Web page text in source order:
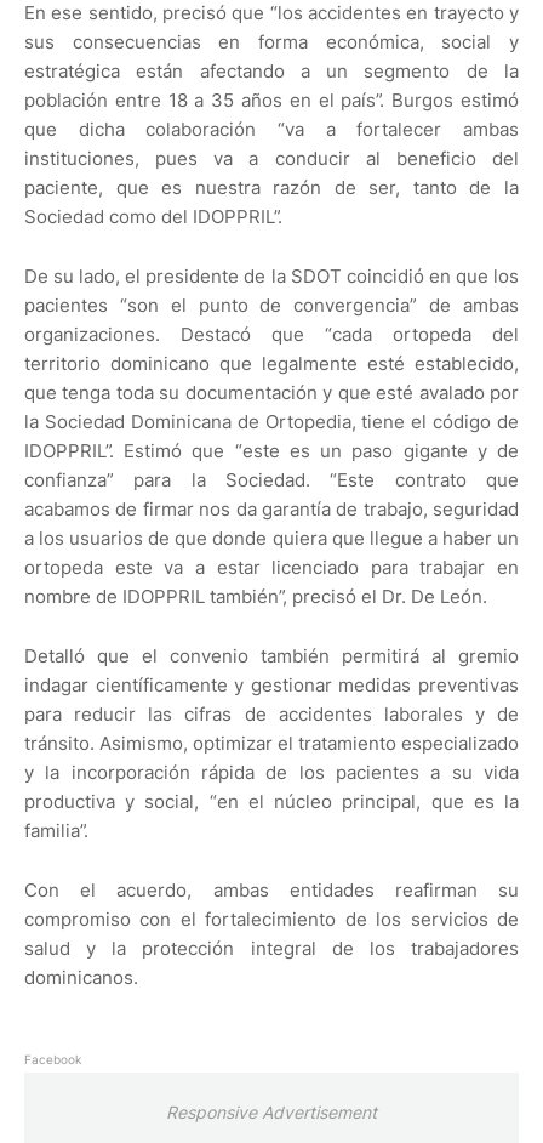
En ese sentido, precisó que “los accidentes en trayecto y
sus consecuencias en forma económica, social y
estratégica están afectando a un segmento de la
población entre 18 a 35 años en el país”. Burgos estimó
que dicha colaboración “va a fortalecer ambas
instituciones, pues va a conducir al beneficio del
paciente, que es nuestra razón de ser, tanto de la
Sociedad como del IDOPPRIL”.
De su lado, el presidente de la SDOT coincidió en que los
pacientes “son el punto de convergencia” de ambas
organizaciones. Destacó que “cada ortopeda del
territorio dominicano que legalmente esté establecido,
que tenga toda su documentación y que esté avalado por
la Sociedad Dominicana de Ortopedia, tiene el código de
IDOPPRIL”. Estimó que “este es un paso gigante y de
confianza” para la Sociedad. “Este contrato que
acabamos de firmar nos da garantía de trabajo, seguridad
a los usuarios de que donde quiera que llegue a haber un
ortopeda este va a estar licenciado para trabajar en
nombre de IDOPPRIL también”, precisó el Dr. De León.
Detalló que el convenio también permitirá al gremio
indagar científicamente y gestionar medidas preventivas
para reducir las cifras de accidentes laborales y de
tránsito. Asimismo, optimizar el tratamiento especializado
y la incorporación rápida de los pacientes a su vida
productiva y social, “en el núcleo principal, que es la
familia”.
Con el acuerdo, ambas entidades reafirman su
compromiso con el fortalecimiento de los servicios de
salud y la protección integral de los trabajadores
dominicanos.
Facebook
Responsive Advertisement